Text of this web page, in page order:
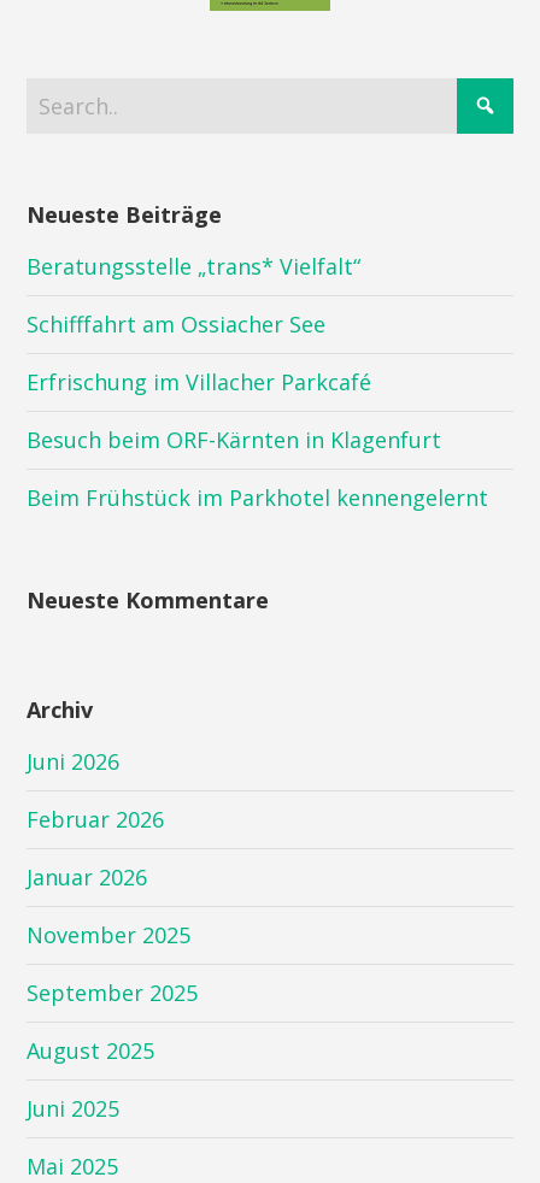
Neueste Beiträge
Beratungsstelle „trans* Vielfalt“
Schifffahrt am Ossiacher See
Erfrischung im Villacher Parkcafé
Besuch beim ORF-Kärnten in Klagenfurt
Beim Frühstück im Parkhotel kennengelernt
Neueste Kommentare
Archiv
Juni 2026
Februar 2026
Januar 2026
November 2025
September 2025
August 2025
Juni 2025
Mai 2025